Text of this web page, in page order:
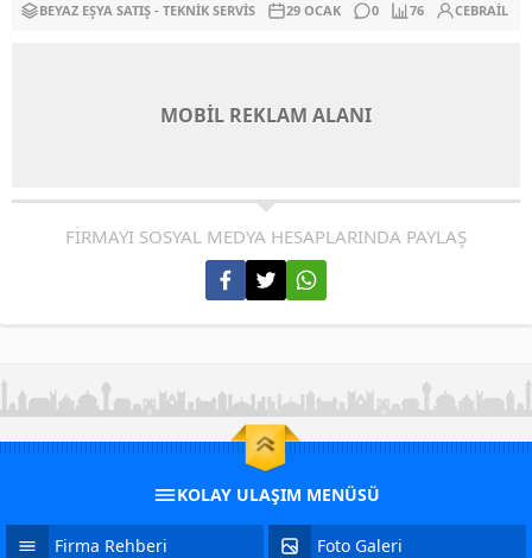
BEYAZ EŞYA SATIŞ - TEKNIK SERVIS 29 OCAK 0 76 CEBRAIL
MOBİL REKLAM ALANI
FİRMAYI SOSYAL MEDYA HESAPLARINDA PAYLAŞ
KOLAY ULAŞIM MENÜSÜ
Firma Rehberi Foto Galeri